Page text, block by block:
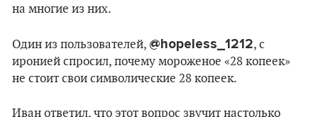
на многие из них.
Один из пользователей, @hopeless_1212, с
иронией спросил, почему мороженое «28 копеек»
не стоит свои символические 28 копеек.
Иван ответил, что этот вопрос звучит настолько